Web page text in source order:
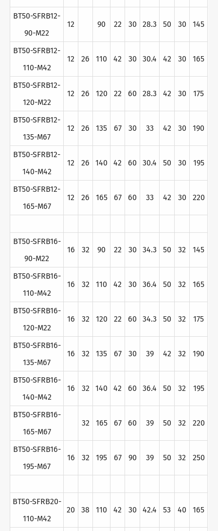
BT50-SFRB12-
90-M22
12 90 22 30 28.3 50 30 145
BT50-SFRB12-
110-M42
12 26 110 42 30 30.4 42 30 165
BT50-SFRB12-
120-M22
12 26 120 22 60 28.3 42 30 175
BT50-SFRB12-
135-M67
12 26 135 67 30 33 42 30 190
BT50-SFRB12-
140-M42
12 26 140 42 60 30.4 50 30 195
BT50-SFRB12-
165-M67
12 26 165 67 60 33 42 30 220
BT50-SFRB16-
90-M22
16 32 90 22 30 34.3 50 32 145
BT50-SFRB16-
110-M42
16 32 110 42 30 36.4 50 32 165
BT50-SFRB16-
120-M22
16 32 120 22 60 34.3 50 32 175
BT50-SFRB16-
135-M67
16 32 135 67 30 39 42 32 190
BT50-SFRB16-
140-M42
16 32 140 42 60 36.4 50 32 195
BT50-SFRB16-
165-M67
32 165 67 60 39 50 32 220
BT50-SFRB16-
195-M67
16 32 195 67 90 39 50 32 250
BT50-SFRB20-
110-M42
20 38 110 42 30 42.4 53 40 165